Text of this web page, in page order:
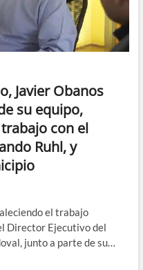
Javier Obanos
su equipo,
con el
Ruhl, y
el trabajo
Director Ejecutivo del
junto a parte de su…